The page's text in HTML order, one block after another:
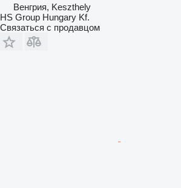
Венгрия, Keszthely
HS Group Hungary Kf.
Связаться с продавцом